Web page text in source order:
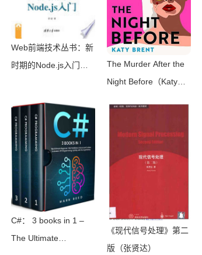
Web前端技术丛书：新
时期的Node.js入门
版社 2017）
The Murder After the
Night Before（Katy
C#： 3 books in 1 –
The Ultimate
《现代信号处理》第二
版（张贤达）